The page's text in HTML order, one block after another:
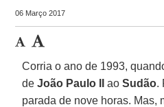
06 Março 2017
Corria o ano de 1993,
deJoão Paulo II aoSudão.
parada de nove horas. Mas,